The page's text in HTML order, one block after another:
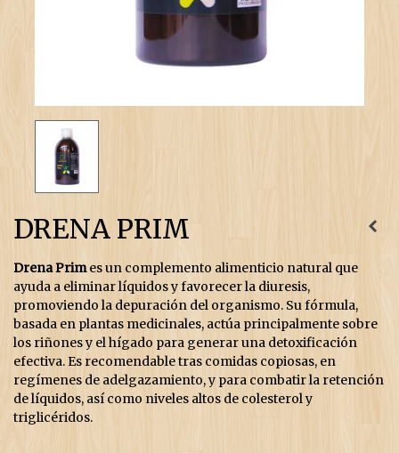
DRENA PRIM
Drena Primes un complemento alimenticio natural que
ayuda a eliminar líquidos y favorecer la diuresis,
promoviendo la depuración del organismo. Su fórmula,
basada en plantas medicinales, actúa principalmente sobre
los riñones y el hígado para generar una detoxificación
efectiva. Es recomendable tras comidas copiosas, en
regímenes de adelgazamiento, y para combatir la retención
de líquidos, así como niveles altos de colesterol y
triglicéridos.